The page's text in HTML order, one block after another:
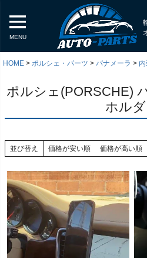
MENU
HOME ポルシェ・パーツ パナメーラ
ポルシェ(PORSCHE)
ホル
並び替え 価格が安い順 価格が高い順